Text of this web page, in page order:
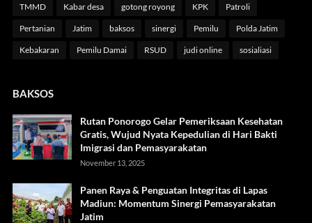
TMMD Kabar desa gotong royong KPK Patroli
Pertanian Jatim baksos sinergi Pemilu Polda Jatim
Kebakaran Pemilu Damai RSUD judi online sosialiasi
BAKSOS
Rutan Ponorogo Gelar Pemeriksaan Kesehatan
Gratis, Wujud Nyata Kepedulian di Hari Bakti
Imigrasi dan Pemasyarakatan
November 13, 2025
Panen Raya & Penguatan Integritas di Lapas
Madiun: Momentum Sinergi Pemasyarakatan
Jatim